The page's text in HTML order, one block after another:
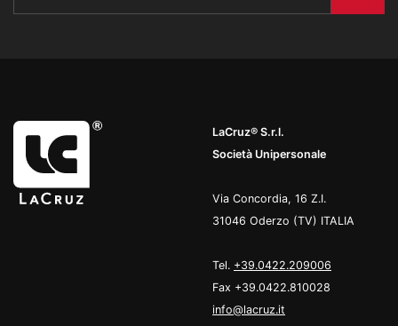
LaCruz® S.r.l.
Società Unipersonale
Via Concordia, 16 Z.I.
31046 Oderzo (TV) ITALIA
Tel. +39.0422.209006
Fax +39.0422.810028
info@lacruz.it